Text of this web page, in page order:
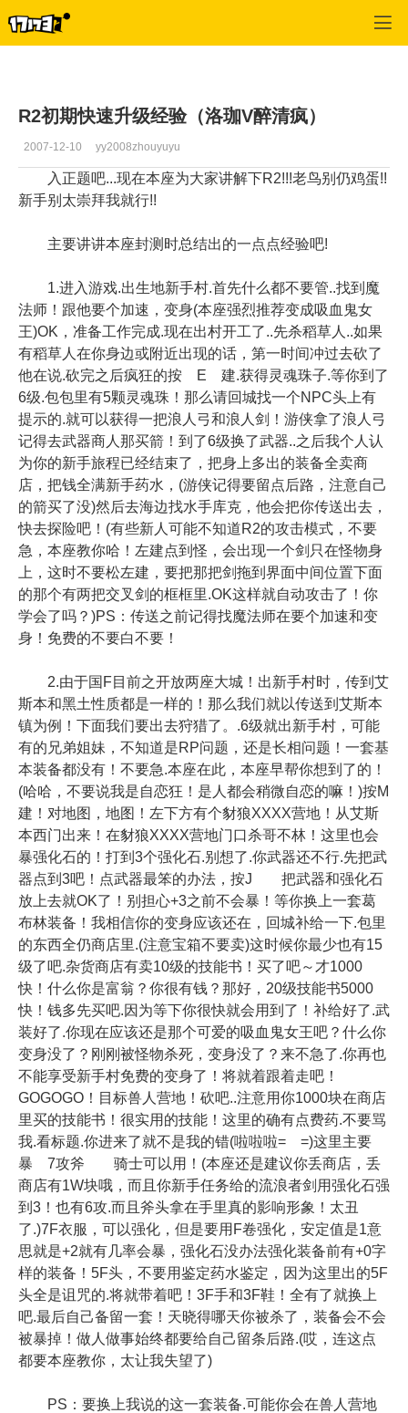
R2初期快速升级经验（洛珈V醉清疯）
2007-12-10 yy2008zhouyuyu
入正题吧...现在本座为大家讲解下R2!!!老鸟别仍鸡蛋!!
新手别太崇拜我就行!!
主要讲讲本座封测时总结出的一点点经验吧!
1.进入游戏.出生地新手村.首先什么都不要管..找到魔
法师！跟他要个加速，变身(本座强烈推荐变成吸血鬼女
王)OK，准备工作完成.现在出村开工了..先杀稻草人..如果
有稻草人在你身边或附近出现的话，第一时间冲过去砍了
他在说.砍完之后疯狂的按 E 建.获得灵魂珠子.等你到了
6级.包包里有5颗灵魂珠！那么请回城找一个NPC头上有
提示的.就可以获得一把浪人弓和浪人剑！游侠拿了浪人弓
记得去武器商人那买箭！到了6级换了武器..之后我个人认
为你的新手旅程已经结束了，把身上多出的装备全卖商
店，把钱全满新手药水，(游侠记得要留点后路，注意自己
的箭买了没)然后去海边找水手库克，他会把你传送出去，
快去探险吧！(有些新人可能不知道R2的攻击模式，不要
急，本座教你哈！左建点到怪，会出现一个剑只在怪物身
上，这时不要松左建，要把那把剑拖到界面中间位置下面
的那个有两把交叉剑的框框里.OK这样就自动攻击了！你
学会了吗？)PS：传送之前记得找魔法师在要个加速和变
身！免费的不要白不要！
2.由于国F目前之开放两座大城！出新手村时，传到艾
斯本和黑土性质都是一样的！那么我们就以传送到艾斯本
镇为例！下面我们要出去狩猎了。.6级就出新手村，可能
有的兄弟姐妹，不知道是RP问题，还是长相问题！一套基
本装备都没有！不要急.本座在此，本座早帮你想到了的！
(哈哈，不要说我是自恋狂！是人都会稍微自恋的嘛！)按M
建！对地图，地图！左下方有个豺狼XXXX营地！从艾斯
本西门出来！在豺狼XXXX营地门口杀哥不林！这里也会
暴强化石的！打到3个强化石.别想了.你武器还不行.先把武
器点到3吧！点武器最笨的办法，按J 把武器和强化石
放上去就OK了！别担心+3之前不会暴！等你换上一套葛
布林装备！我相信你的变身应该还在，回城补给一下.包里
的东西全仍商店里.(注意宝箱不要卖)这时候你最少也有15
级了吧.杂货商店有卖10级的技能书！买了吧～才1000
快！什么你是富翁？你很有钱？那好，20级技能书5000
快！钱多先买吧.因为等下你很快就会用到了！补给好了.武
装好了.你现在应该还是那个可爱的吸血鬼女王吧？什么你
变身没了？刚刚被怪物杀死，变身没了？来不急了.你再也
不能享受新手村免费的变身了！将就着跟着走吧！
GOGOGO！目标兽人营地！砍吧..注意用你1000块在商店
里买的技能书！很实用的技能！这里的确有点费药.不要骂
我.看标题.你进来了就不是我的错(啦啦啦= =)这里主要
暴 7攻斧 骑士可以用！(本座还是建议你丢商店，丢
商店有1W块哦，而且你新手任务给的流浪者剑用强化石强
到3！也有6攻.而且斧头拿在手里真的影响形象！太丑
了.)7F衣服，可以强化，但是要用F卷强化，安定值是1意
思就是+2就有几率会暴，强化石没办法强化装备前有+0字
样的装备！5F头，不要用鉴定药水鉴定，因为这里出的5F
头全是诅咒的.将就带着吧！3F手和3F鞋！全有了就换上
吧.最后自己备留一套！天晓得哪天你被杀了，装备会不会
被暴掉！做人做事始终都要给自己留条后路.(哎，连这点
都要本座教你，太让我失望了)
PS：要换上我说的这一套装备.可能你会在兽人营地